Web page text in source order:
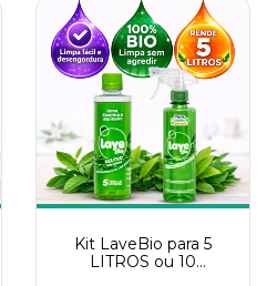
Kit LaveBio para 5
LITROS ou 10